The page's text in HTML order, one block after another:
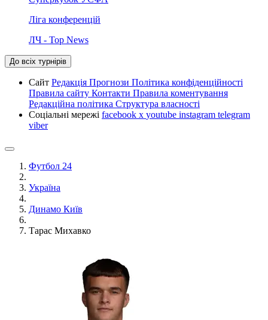
Ліга конференцій
ЛЧ - Top News
До всіх турнірів
Сайт Редакція Прогнози Політика конфіденційності
Правила сайту Контакти Правила коментування
Редакційна політика Структура власності
Соціальні мережі facebook x youtube instagram telegram
viber
Футбол 24
Україна
Динамо Київ
Тарас Михавко